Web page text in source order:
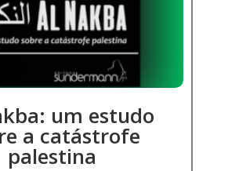
um estudo
a catástrofe
palestina